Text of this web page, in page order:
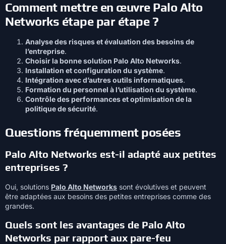
Comment mettre en œuvre Palo Alto
Networks étape par étape ?
Analyse des risques et évaluation des besoins de
l’entreprise.
Choisir la bonne solution Palo Alto Networks.
Installation et configuration du système.
Intégration avec d’autres outils informatiques.
Formation du personnel à l’utilisation du système.
Contrôle des performances et optimisation de la
politique de sécurité.
Questions fréquemment posées
Palo Alto Networks est-il adapté aux petites
entreprises ?
Oui, solutions Palo Alto Networks sont évolutives et peuvent
être adaptées aux besoins des petites entreprises comme des
grandes.
Quels sont les avantages de Palo Alto
Networks par rapport aux pare-feu